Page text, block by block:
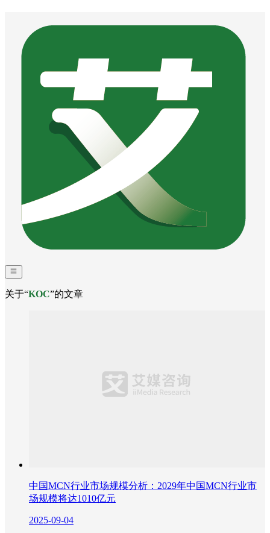
关于“KOC”的文章
中国MCN行业市场规模分析：2029年中国MCN行业市
场规模将达1010亿元
2025-09-04